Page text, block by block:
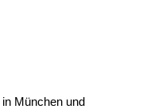
München und